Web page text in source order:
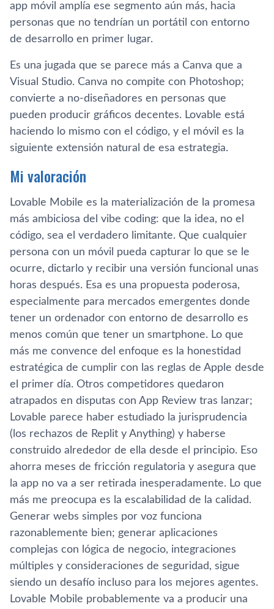
app móvil amplía ese segmento aún más, hacia
personas que no tendrían un portátil con entorno
de desarrollo en primer lugar.
Es una jugada que se parece más a Canva que a
Visual Studio. Canva no compite con Photoshop;
convierte a no-diseñadores en personas que
pueden producir gráficos decentes. Lovable está
haciendo lo mismo con el código, y el móvil es la
siguiente extensión natural de esa estrategia.
Mi valoración
Lovable Mobile es la materialización de la promesa
más ambiciosa del vibe coding: que la idea, no el
código, sea el verdadero limitante. Que cualquier
persona con un móvil pueda capturar lo que se le
ocurre, dictarlo y recibir una versión funcional unas
horas después. Esa es una propuesta poderosa,
especialmente para mercados emergentes donde
tener un ordenador con entorno de desarrollo es
menos común que tener un smartphone. Lo que
más me convence del enfoque es la honestidad
estratégica de cumplir con las reglas de Apple desde
el primer día. Otros competidores quedaron
atrapados en disputas con App Review tras lanzar;
Lovable parece haber estudiado la jurisprudencia
(los rechazos de Replit y Anything) y haberse
construido alrededor de ella desde el principio. Eso
ahorra meses de fricción regulatoria y asegura que
la app no va a ser retirada inesperadamente. Lo que
más me preocupa es la escalabilidad de la calidad.
Generar webs simples por voz funciona
razonablemente bien; generar aplicaciones
complejas con lógica de negocio, integraciones
múltiples y consideraciones de seguridad, sigue
siendo un desafío incluso para los mejores agentes.
Lovable Mobile probablemente va a producir una